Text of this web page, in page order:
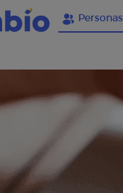
Personas